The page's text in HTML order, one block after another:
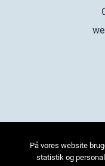
På vores website
statistik og